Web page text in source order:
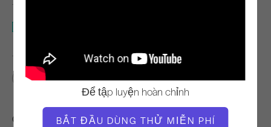
Để tập luyện hoàn chỉnh
BẮT ĐẦU DÙNG THỬ MIỄN PHÍ
THIẾT BỊ CẦN THIẾT
TÌM LỚP HỌC TƯƠNG TỰ CHO
0 - 10 phút
Thảm
Các bài tập khác bạn có thể thích